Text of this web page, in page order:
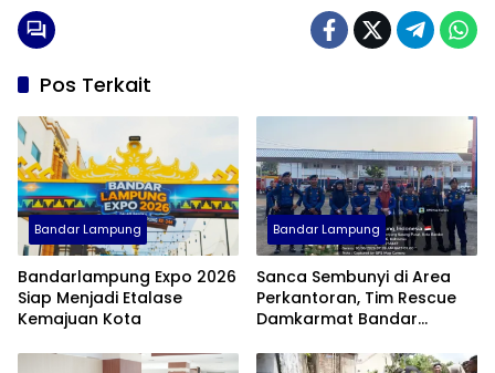
Pos Terkait
Bandar Lampung
Bandarlampung Expo 2026
Siap Menjadi Etalase
Kemajuan Kota
Bandar Lampung
Sanca Sembunyi di Area
Perkantoran, Tim Rescue
Damkarmat Bandar